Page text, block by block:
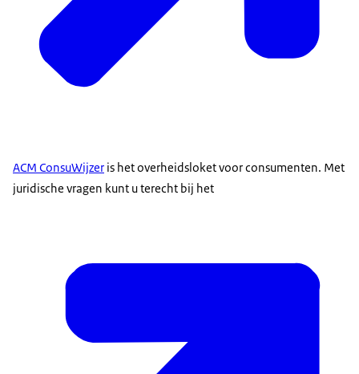
ACM ConsuWijzer is het overheidsloket voor consumenten. Met
juridische vragen kunt u terecht bij het